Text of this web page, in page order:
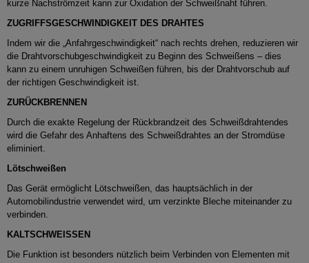
kurze Nachströmzeit kann zur Oxidation der Schweißnaht führen.
ZUGRIFFSGESCHWINDIGKEIT DES DRAHTES
Indem wir die „Anfahrgeschwindigkeit“ nach rechts drehen, reduzieren wir
die Drahtvorschubgeschwindigkeit zu Beginn des Schweißens – dies
kann zu einem unruhigen Schweißen führen, bis der Drahtvorschub auf
der richtigen Geschwindigkeit ist.
ZURÜCKBRENNEN
Durch die exakte Regelung der Rückbrandzeit des Schweißdrahtendes
wird die Gefahr des Anhaftens des Schweißdrahtes an der Stromdüse
eliminiert.
Lötschweißen
Das Gerät ermöglicht Lötschweißen, das hauptsächlich in der
Automobilindustrie verwendet wird, um verzinkte Bleche miteinander zu
verbinden.
KALTSCHWEISSEN
Die Funktion ist besonders nützlich beim Verbinden von Elementen mit